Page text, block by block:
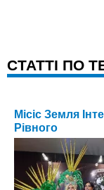
CТАТТІ ПО
Місіс Земля
Рівного